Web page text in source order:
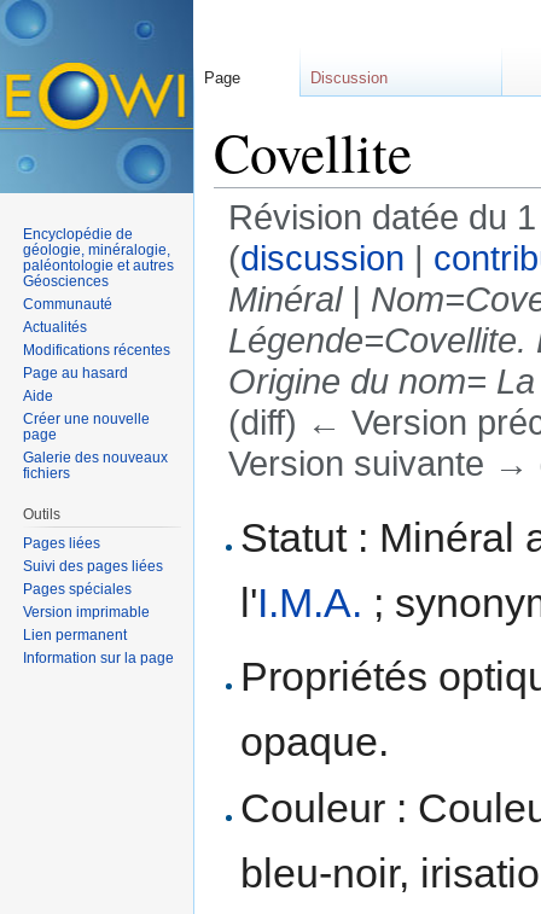
Covellite
Révision datée du
(discussion |
Minéral |
Origine du nom=
(diff) ← Version
Version suivante →
Statut : Minéral
l'I.M.A. ;
Propriétés
opaque.
Couleur :
bleu-noir,
Page Discussion
Encyclopédie de
géologie, minéralogie,
paléontologie et autres
Géosciences
Communauté
Actualités
Modifications récentes
Page au hasard
Aide
Créer une nouvelle
page
Galerie des nouveaux
fichiers
Outils
Pages liées
Suivi des pages liées
Pages spéciales
Version imprimable
Lien permanent
Information sur la page